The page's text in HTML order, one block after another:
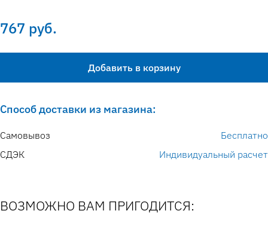
767 руб.
Добавить в корзину
Способ доставки из магазина:
Самовывоз
Бесплатно
СДЭК
Индивидуальный расчет
ВОЗМОЖНО ВАМ ПРИГОДИТСЯ: